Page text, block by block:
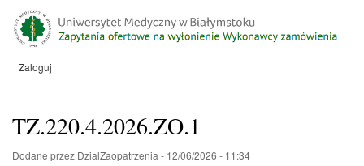
do
treści
Menu
Zaloguj
TZ.220.4.2026.ZO.1
Dodane przez DzialZaopatrzenia - 12/06/2026 - 11:34